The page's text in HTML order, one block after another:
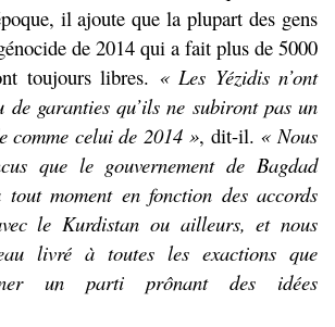
il ajoute que la plupart des gens
de 2014 qui a fait plus de 5000
toujours libres. « Les Yézidis n’ont
de garanties qu’ils ne subiront pas un
comme celui de 2014 », dit-il. « Nous
que le gouvernement de Bagdad
moment en fonction des accords
le Kurdistan ou ailleurs, et nous
livré à toutes les exactions que
un parti prônant des idées